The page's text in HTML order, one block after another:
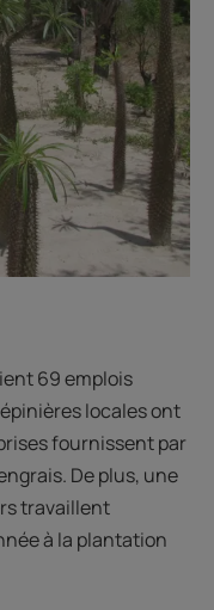
69 emplois
locales ont
fournissent par
De plus, une
travaillent
à la plantation